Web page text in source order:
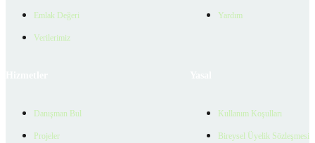
Emlak Değeri
Verilerimiz
Yardım
Danışman Bul
Projeler
Kullanım Koşulları
Bireysel Üyelik Sözleşmesi